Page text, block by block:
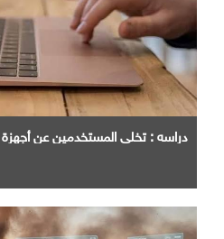
دراسه : تخلي المستخدمين عن